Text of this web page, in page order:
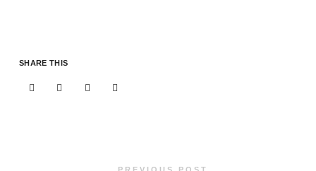
SHARE THIS